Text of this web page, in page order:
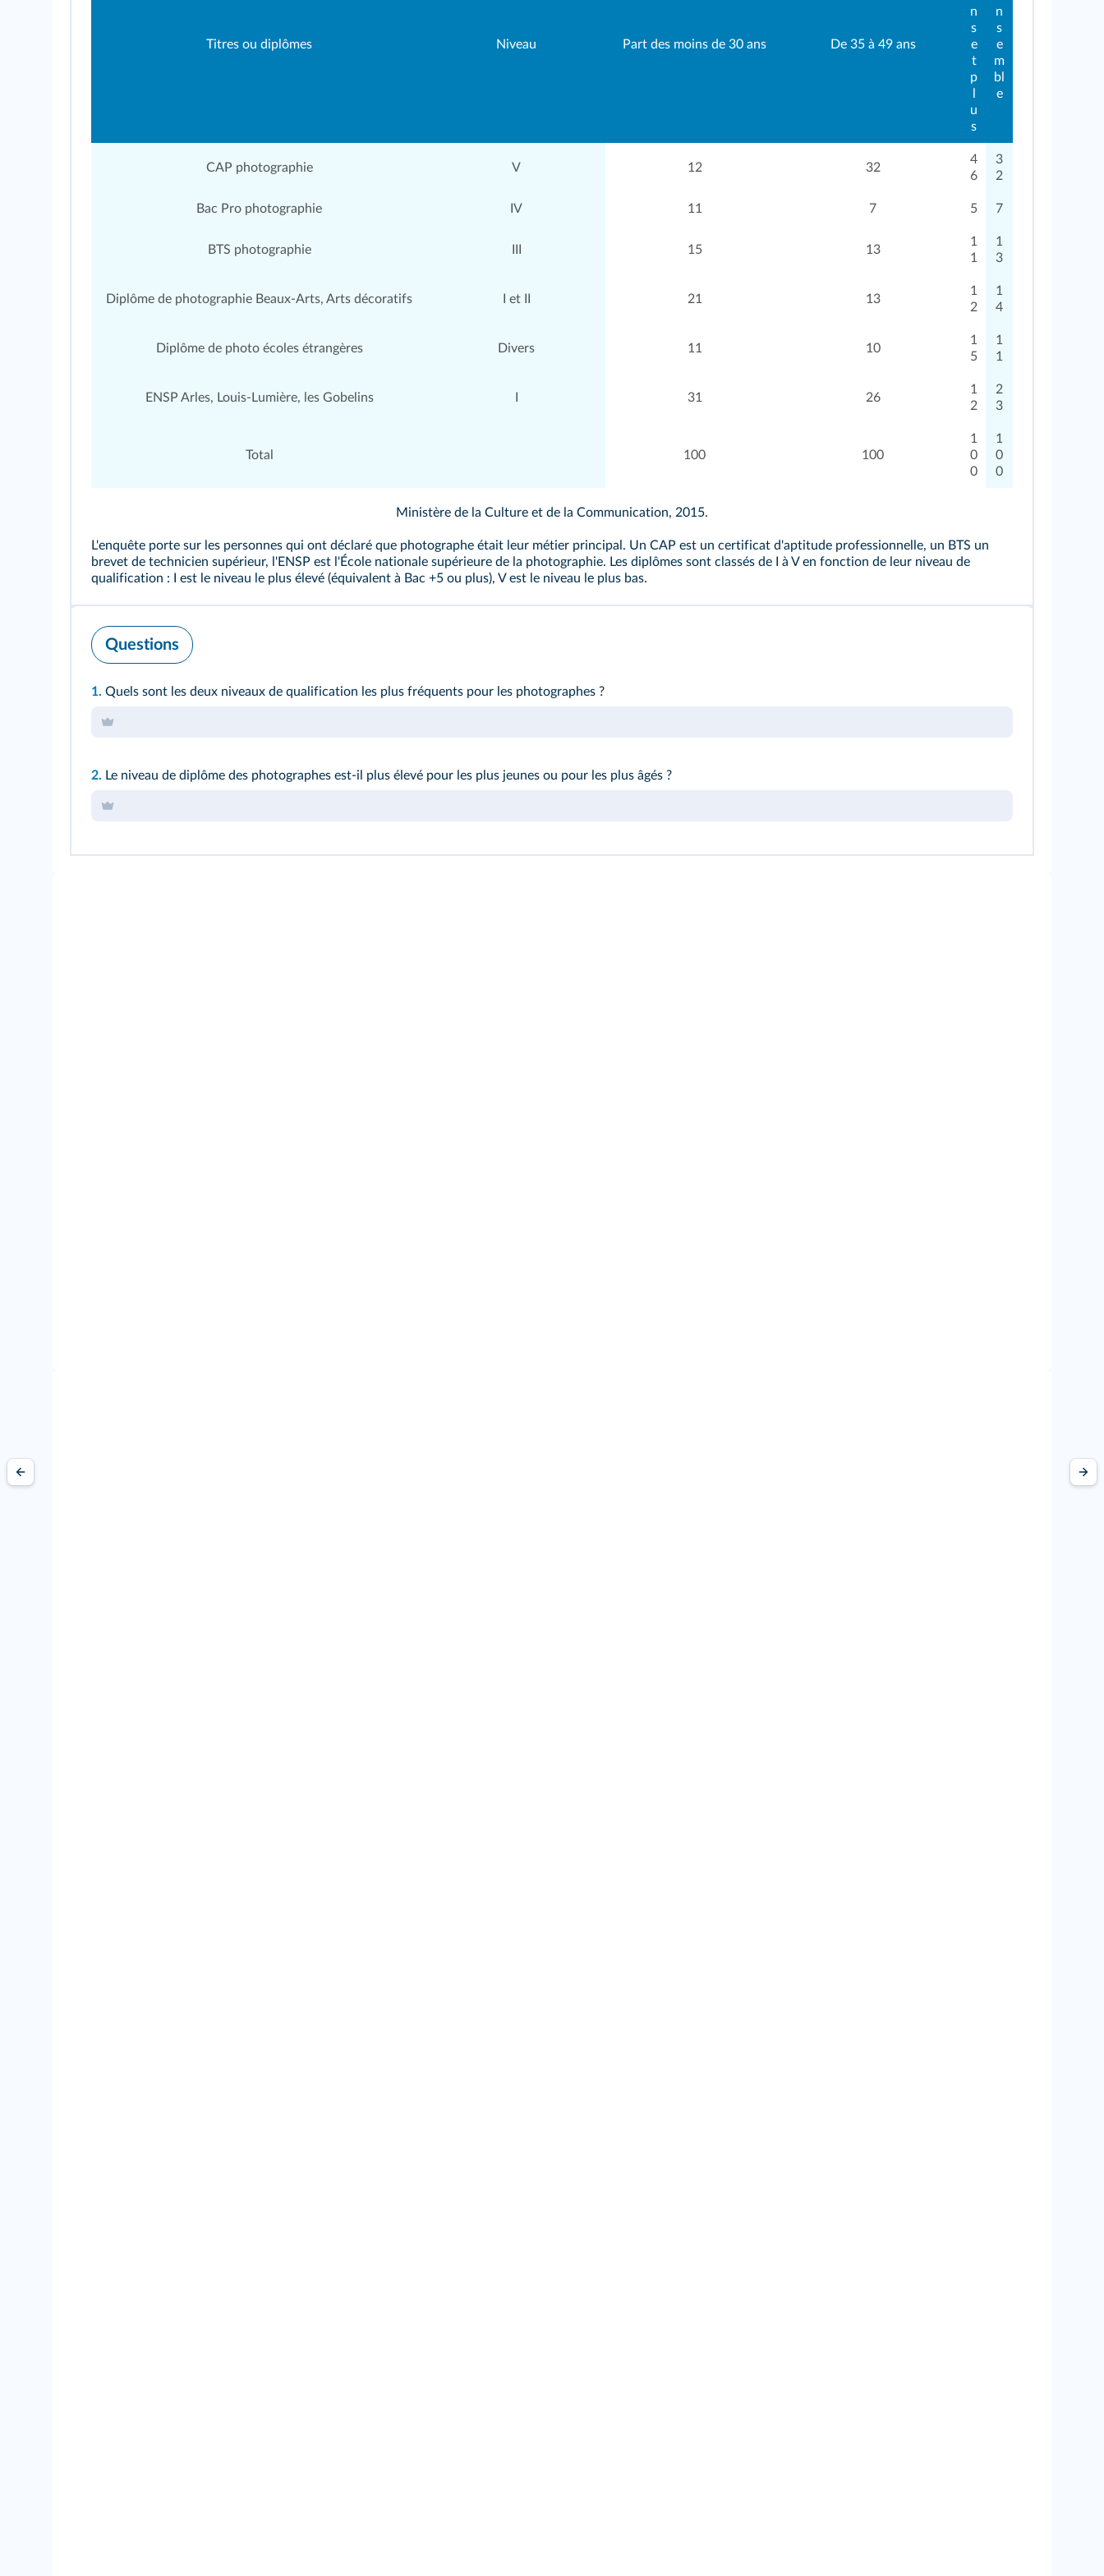
Titres ou diplômes Niveau Part des moins de 30 ans De 35 à 49 ans
n
s
e
t
p
u
s
n
s
e
m
bl
e
CAP photographie V 12 32
4
6
3
2
Bac Pro photographie IV 11 7 5 7
BTS photographie 15 13
1
1
1
3
Diplôme de photographie Beaux-Arts, Arts décoratifs I et II 21 13
1
2
1
4
Diplôme de photo écoles étrangères Divers 11 10
1
5
1
1
ENSP Arles, Louis-Lumière, les Gobelins 31 26
1
2
2
3
Total 100 100
1
0
0
1
0
0
Ministère de la Culture et de la Communication, 2015.
L'enquête porte sur les personnes qui ont déclaré que photographe était leur métier principal. Un CAP est un certificat d'aptitude professionnelle, un BTS un
brevet de technicien supérieur, l'ENSP est l'École nationale supérieure de la photographie. Les diplômes sont classés de I à V en fonction de leur niveau de
qualification : I est le niveau le plus élevé (équivalent à Bac +5 ou plus), V est le niveau le plus bas.
Questions
1. Quels sont les deux niveaux de qualification les plus fréquents pour les photographes ?
2. Le niveau de diplôme des photographes est-il plus élevé pour les plus jeunes ou pour les plus âgés ?